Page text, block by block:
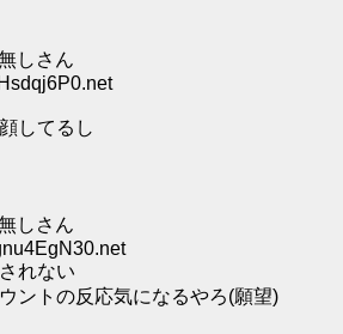
しさん
してるし
しさん
れない
ントの反応気になるやろ(願望)